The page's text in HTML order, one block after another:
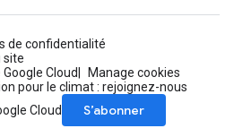
de confidentialité
site
Cloud
Manage cookies
pour le climat : rejoignez-nous
Cloud
S’abonner